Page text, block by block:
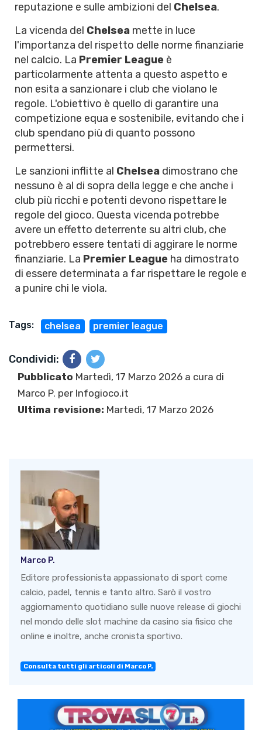
reputazione e sulle ambizioni del Chelsea.
La vicenda del Chelsea mette in luce
l'importanza del rispetto delle norme finanziarie
nel calcio. La Premier League è
particolarmente attenta a questo aspetto e
non esita a sanzionare i club che violano le
regole. L'obiettivo è quello di garantire una
competizione equa e sostenibile, evitando che i
club spendano più di quanto possono
permettersi.
Le sanzioni inflitte al Chelsea dimostrano che
nessuno è al di sopra della legge e che anche i
club più ricchi e potenti devono rispettare le
regole del gioco. Questa vicenda potrebbe
avere un effetto deterrente su altri club, che
potrebbero essere tentati di aggirare le norme
finanziarie. La Premier League ha dimostrato
di essere determinata a far rispettare le regole e
a punire chi le viola.
Tags: chelsea premier league
Condividi:
Pubblicato Martedì, 17 Marzo 2026 a cura di
Marco P. per Infogioco.it
Ultima revisione: Martedì, 17 Marzo 2026
Marco P.
Editore professionista appassionato di sport come
calcio, padel, tennis e tanto altro. Sarò il vostro
aggiornamento quotidiano sulle nuove release di giochi
nel mondo delle slot machine da casino sia fisico che
online e inoltre, anche cronista sportivo.
Consulta tutti gli articoli di Marco P.